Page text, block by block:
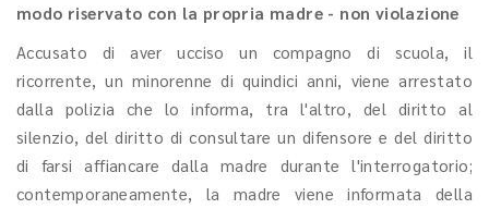
modo riservato con la propria madre - non violazione
Accusato di aver ucciso un compagno di scuola, il
ricorrente, un minorenne di quindici anni, viene arrestato
dalla polizia che lo informa, tra l'altro, del diritto al
silenzio, del diritto di consultare un difensore e del diritto
di farsi affiancare dalla madre durante l'interrogatorio;
contemporaneamente, la madre viene informata della